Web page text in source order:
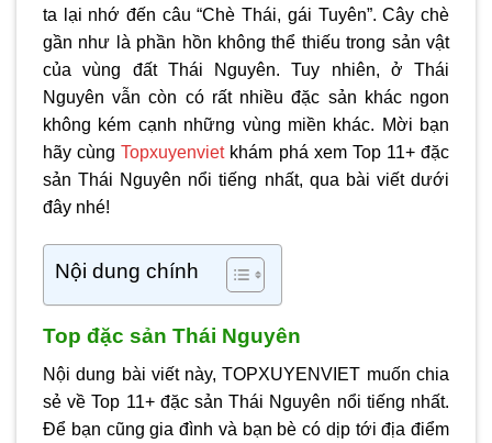
ta lại nhớ đến câu “Chè Thái, gái Tuyên”. Cây chè
gần như là phần hồn không thể thiếu trong sản vật
của vùng đất Thái Nguyên. Tuy nhiên, ở Thái
Nguyên vẫn còn có rất nhiều đặc sản khác ngon
không kém cạnh những vùng miền khác. Mời bạn
hãy cùngTopxuyenviet khám phá xemTop 11+ đặc
sản Thái Nguyên nổi tiếng nhất, qua bài viết dưới
đây nhé!
Nội dung chính
Top đặc sản Thái Nguyên
Nội dung bài viết này, TOPXUYENVIET muốn chia
sẻ vềTop 11+ đặc sản Thái Nguyên nổi tiếng nhất.
Để bạn cũng gia đình và bạn bè có dịp tới địa điểm